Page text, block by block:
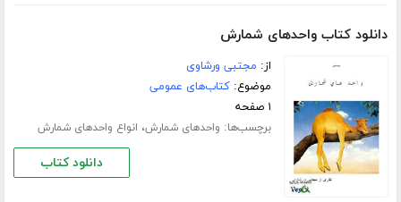
دانلود کتاب واحدهای شمارش
از: مجتبی ورشاوی
موضوع:کتاب‌های عمومی
۱ صفحه
برچسب‌ها: واحدهای شمارش، انواع واحدهای شمارش
دانلود کتاب